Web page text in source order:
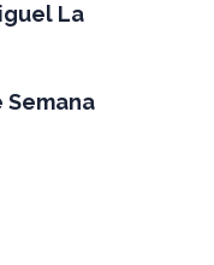
La